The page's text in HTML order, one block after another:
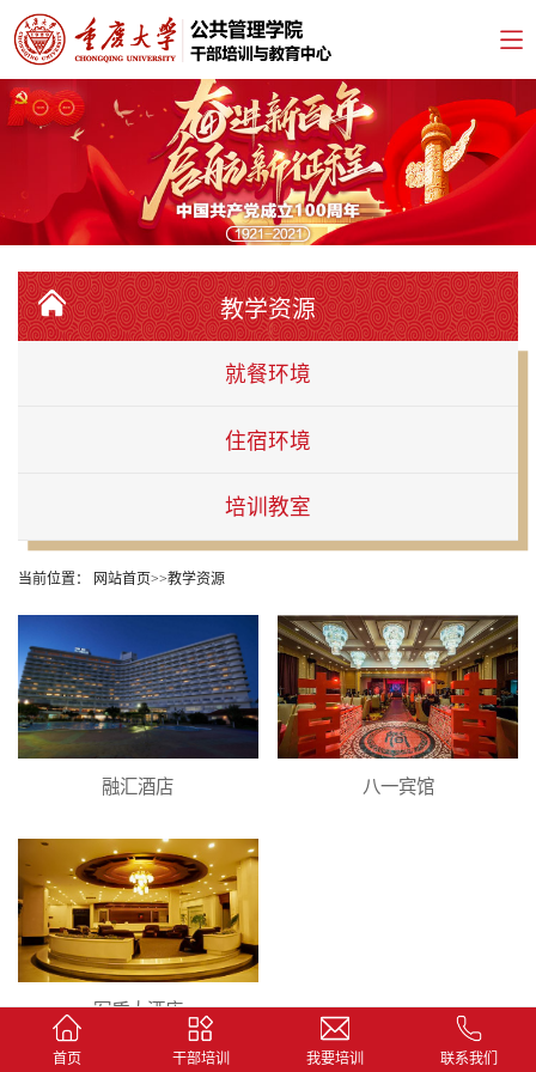
首页 干部培训 我要培训 联系我们
教学资源
就餐环境
住宿环境
培训教室
当前位置： 网站首页>>教学资源
融汇酒店 八一宾馆
军盾大酒店